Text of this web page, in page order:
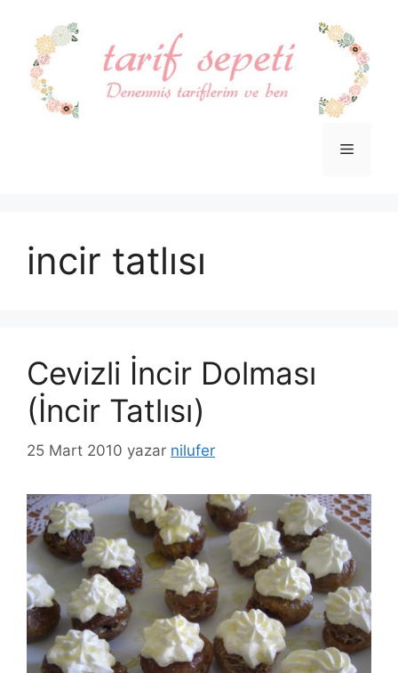
Menü
incir tatlısı
Cevizli İncir Dolması
(İncir Tatlısı)
25 Mart 2010 yazar nilufer